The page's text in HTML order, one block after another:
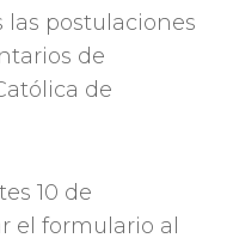
las postulaciones
de
de
10 de
el formulario al